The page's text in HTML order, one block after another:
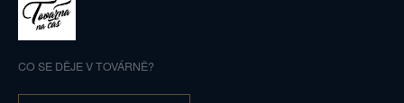
CO SE DĚJE V TOVÁRNĚ?